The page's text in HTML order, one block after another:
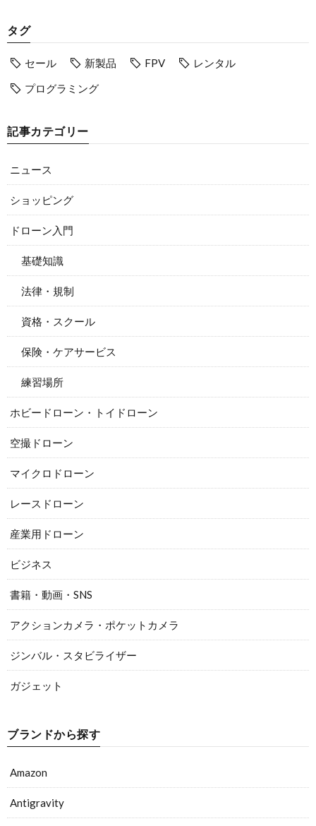
タグ
セール 新製品 FPV
レンタル
プログラミング
記事カテゴリー
ニュース
ショッピング
ドローン入門
基礎知識
法律・規制
資格・スクール
保険・ケアサービス
練習場所
ホビードローン・トイドローン
空撮ドローン
マイクロドローン
レースドローン
産業用ドローン
ビジネス
書籍・動画・SNS
アクションカメラ・ポケットカメラ
ジンバル・スタビライザー
ガジェット
ブランドから探す
Amazon
Antigravity